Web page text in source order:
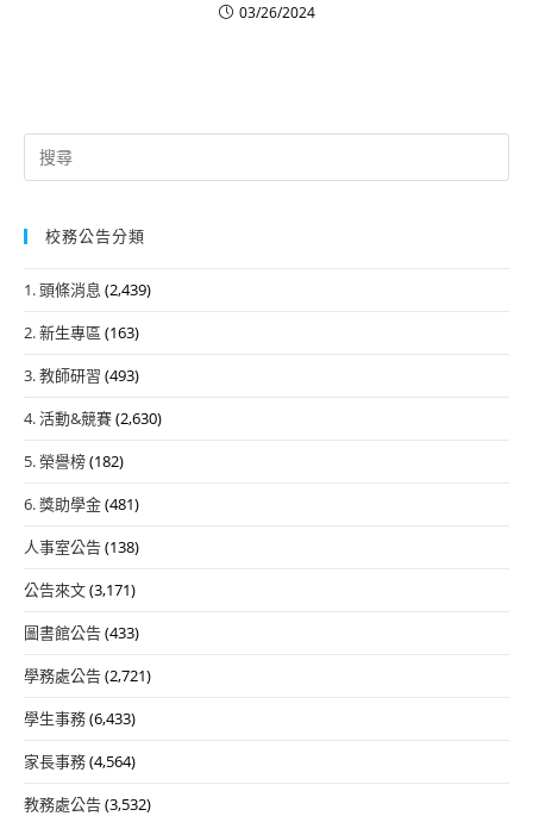
03/26/2024
Search
for:
校務公告分類
1. 頭條消息 (2,439)
2. 新生專區 (163)
3. 教師研習 (493)
4. 活動&競賽(2,630)
5. 榮譽榜(182)
6. 獎助學金(481)
人事室公告(138)
公告來文(3,171)
圖書館公告(433)
學務處公告(2,721)
學生事務(6,433)
家長事務(4,564)
教務處公告(3,532)